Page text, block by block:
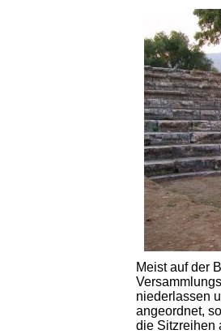
Meist auf der
niederlassen
angeordnet,
die Sitzreihen